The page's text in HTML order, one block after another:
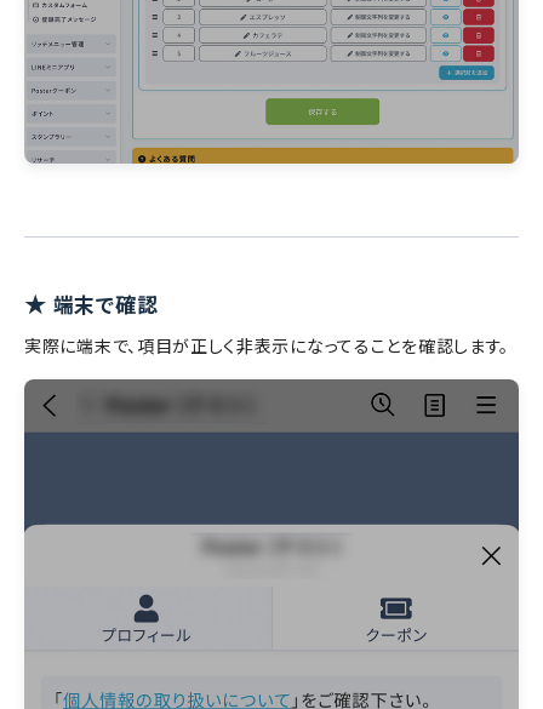
★ 端末で確認
実際に端末で、項目が正しく非表示になってることを確認します。